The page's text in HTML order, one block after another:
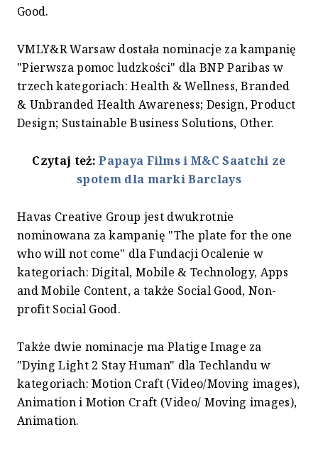
Good.
VMLY&R Warsaw dostała nominacje za kampanię
"Pierwsza pomoc ludzkości" dla BNP Paribas w
trzech kategoriach: Health & Wellness, Branded
& Unbranded Health Awareness; Design, Product
Design; Sustainable Business Solutions, Other.
Czytaj też:Papaya Films i M&C Saatchi ze
spotem dla marki Barclays
Havas Creative Group jest dwukrotnie
nominowana za kampanię "The plate for the one
who will not come" dla Fundacji Ocalenie w
kategoriach: Digital, Mobile & Technology, Apps
and Mobile Content, a także Social Good, Non-
profit Social Good.
Także dwie nominacje ma Platige Image za
"Dying Light 2 Stay Human" dla Techlandu w
kategoriach: Motion Craft (Video/Moving images),
Animation i Motion Craft (Video/ Moving images),
Animation.